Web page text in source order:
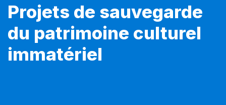
Projets de sauvegarde
du patrimoine culturel
immatériel